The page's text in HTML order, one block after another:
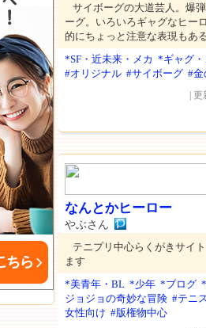
サイボーグの大道芸人。爆
ーグ。いろいろギャグなヒー
的にちょっと注意な表現もあ
*SF・近未来・メカ *ギャグ・
#オリジナル #サイボーグ #金
|
なんとかヒーロー
やぶさん
テニプリ中心らくがきサイ
ます
*美青年・BL *少年 *ブログ
ジョジョの奇妙な冒険 #テニ
女性向け #版権物中心